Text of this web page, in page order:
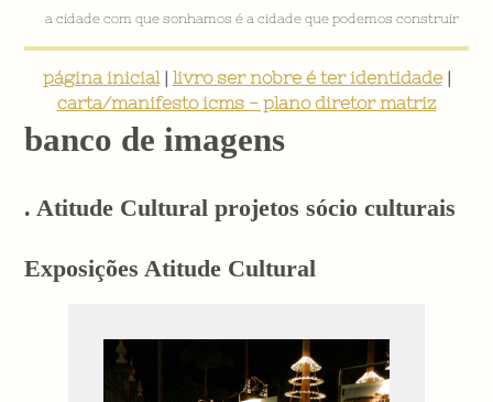
VÍDEO INSTITUCIONAL
página inicial| livro ser nobre é ter identidade|
carta/manifesto icms - plano diretor matriz
banco de imagens
. Atitude Cultural projetos sócio culturais
Exposições Atitude Cultural